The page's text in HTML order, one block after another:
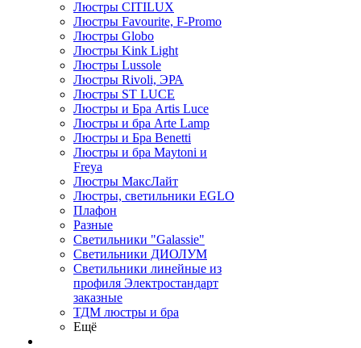
Люстры CITILUX
Люстры Favourite, F-Promo
Люстры Globo
Люстры Kink Light
Люстры Lussole
Люстры Rivoli, ЭРА
Люстры ST LUCE
Люстры и Бра Artis Luce
Люстры и бра Arte Lamp
Люстры и Бра Benetti
Люстры и бра Maytoni и
Freya
Люстры МаксЛайт
Люстры, светильники EGLO
Плафон
Разные
Светильники "Galassie"
Светильники ДИОЛУМ
Светильники линейные из
профиля Электростандарт
заказные
ТДМ люстры и бра
Ещё